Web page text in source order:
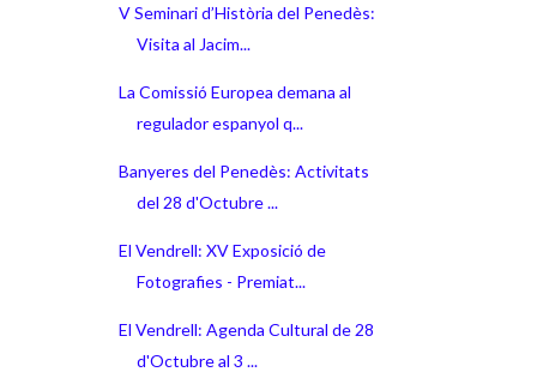
V Seminari d’Història del Penedès:
Visita al Jacim...
La Comissió Europea demana al
regulador espanyol q...
Banyeres del Penedès: Activitats
del 28 d'Octubre ...
El Vendrell: XV Exposició de
Fotografies - Premiat...
El Vendrell: Agenda Cultural de 28
d'Octubre al 3 ...